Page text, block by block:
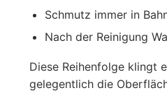
Schmutz immer in
Nach der Reinigung
Diese Reihenfolge klingt
gelegentlich die